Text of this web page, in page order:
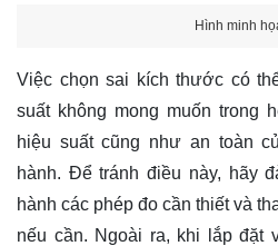
Hình minh
Việc chọn sai kích thước có
suất không mong muốn trong
hiệu suất cũng như an toàn
hành. Để tránh điều này, hãy
hành các phép đo cần thiết và
nếu cần. Ngoài ra, khi lắp đặt